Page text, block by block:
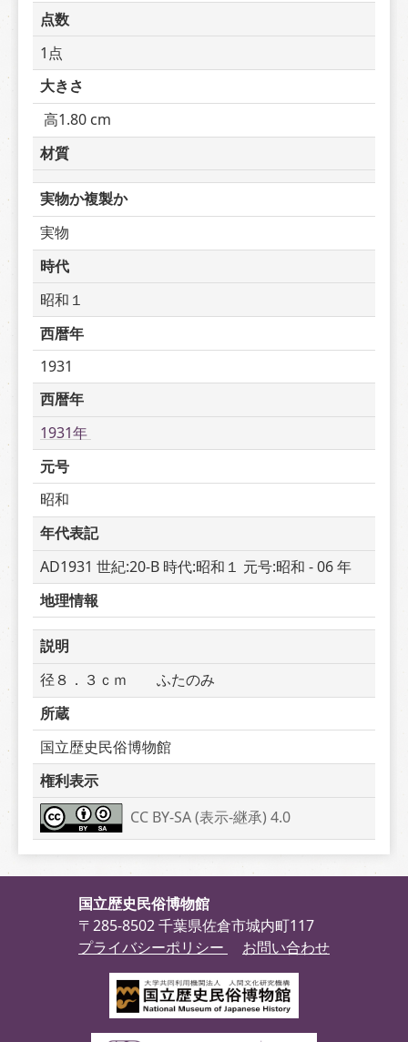
点数
1点
大きさ
高1.80 cm
材質
実物か複製か
実物
時代
昭和１
西暦年
1931
西暦年
1931年
元号
昭和
年代表記
AD1931 世紀:20-B 時代:昭和１ 元号:昭和 - 06 年
地理情報
説明
径８．３ｃｍ　　ふたのみ
所蔵
国立歴史民俗博物館
権利表示
CC BY-SA (表示-継承) 4.0
国立歴史民俗博物館
〒285-8502 千葉県佐倉市城内町117
プライバシーポリシー
お問い合わせ